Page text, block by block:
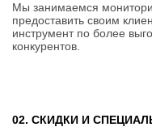
Мы занимаемся
предоставить своим
инструмент по более
конкурентов.
02. СКИДКИ И